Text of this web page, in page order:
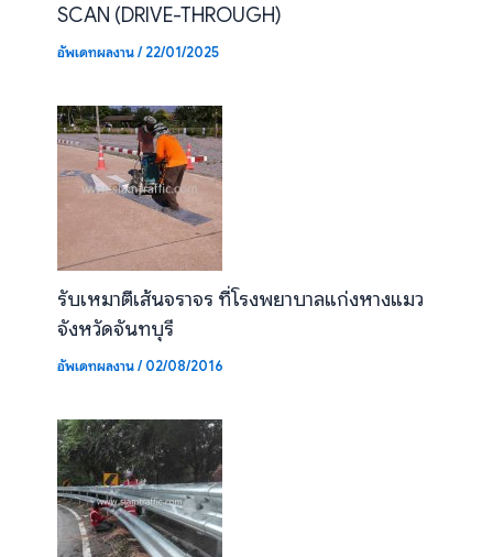
SCAN (DRIVE-THROUGH)
อัพเดทผลงาน/22/01/2025
รับเหมาตีเส้นจราจร ที่โรงพยาบาลแก่งหางแมว
จังหวัดจันทบุรี
อัพเดทผลงาน/02/08/2016